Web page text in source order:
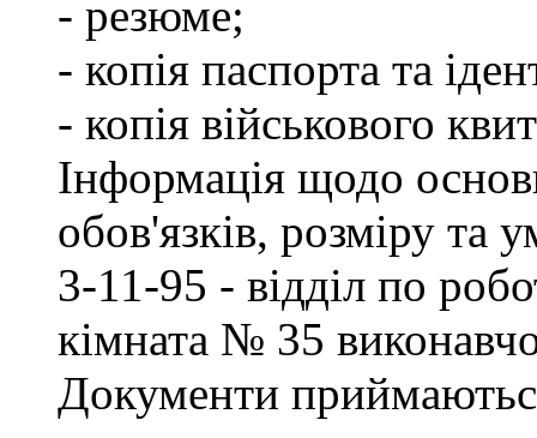
- резюме;
- копія паспорта та
- копія військового
Інформація щодо
обов'язків, розміру та
3-11-95 - відділ по
кімната № 35
Документи